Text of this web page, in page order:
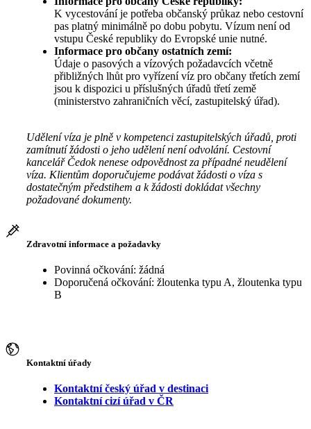
K vycestování je potřeba občanský průkaz nebo cestovní
pas platný minimálně po dobu pobytu. Vízum není od
vstupu České republiky do Evropské unie nutné.
Informace pro občany ostatních zemí:
Údaje o pasových a vízových požadavcích včetně
přibližných lhůt pro vyřízení víz pro občany třetích zemí
jsou k dispozici u příslušných úřadů třetí země
(ministerstvo zahraničních věcí, zastupitelský úřad).
Udělení víza je plně v kompetenci zastupitelských úřadů, proti
zamítnutí žádosti o jeho udělení není odvolání. Cestovní
kancelář Čedok nenese odpovědnost za případné neudělení
víza. Klientům doporučujeme podávat žádosti o víza s
dostatečným předstihem a k žádosti dokládat všechny
požadované dokumenty.
Zdravotní informace a požadavky
Povinná očkování: žádná
Doporučená očkování: žloutenka typu A, žloutenka typu
B
Kontaktní úřady
Kontaktní český úřad v destinaci
Kontaktní cizí úřad v ČR